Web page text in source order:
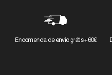
Encomenda de envio grátis +60€